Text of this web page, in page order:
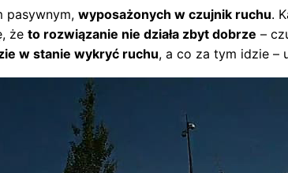
pasywnym, wyposażonych w czujnik ruchu.
że to rozwiązanie nie działa zbyt dobrze –
w stanie wykryć ruchu, a co za tym idzie –